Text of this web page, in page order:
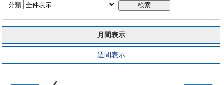
分類
月間表示
週間表示